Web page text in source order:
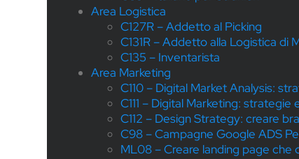
Area Logistica
C127R – Addetto al Picking
C131R – Addetto alla Logistica di
C135 – Inventarista
Area Marketing
C110 – Digital Market Analysis:
C111 – Digital Marketing:
C112 – Design Strategy: creare
C98 – Campagne Google ADS
ML08 – Creare landing page che